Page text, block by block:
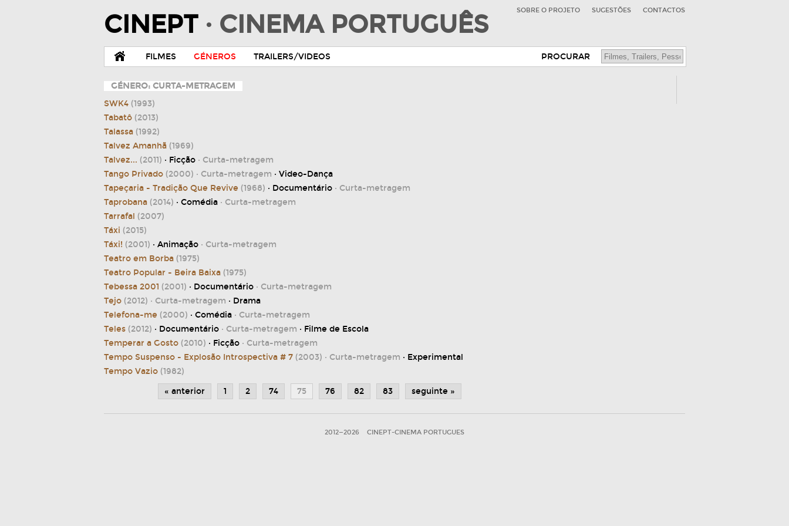
CINEPT · CINEMA PORTUGUÊS SOBRE O PROJETO SUGESTÕES CONTACTOS
FILMES GÉNEROS TRAILERS/VIDEOS PROCURAR
GÉNERO: CURTA-METRAGEM
SWK4 (1993)
Tabatô (2013)
Talassa (1992)
Talvez Amanhã (1969)
Talvez... (2011) · Ficção · Curta-metragem
Tango Privado (2000) · Curta-metragem · Video-Dança
Tapeçaria - Tradição Que Revive (1968) · Documentário · Curta-metragem
Taprobana (2014) · Comédia · Curta-metragem
Tarrafal (2007)
Táxi (2015)
Táxi! (2001) · Animação · Curta-metragem
Teatro em Borba (1975)
Teatro Popular - Beira Baixa (1975)
Tebessa 2001 (2001) · Documentário · Curta-metragem
Tejo (2012) · Curta-metragem · Drama
Telefona-me (2000) · Comédia · Curta-metragem
Teles (2012) · Documentário · Curta-metragem · Filme de Escola
Temperar a Gosto (2010) · Ficção · Curta-metragem
Tempo Suspenso - Explosão Introspectiva # 7 (2003) · Curta-metragem · Experimental
Tempo Vazio (1982)
« anterior
1 2 74 75 76 82 83 seguinte »
2012—2026 CINEPT-CINEMA PORTUGUES